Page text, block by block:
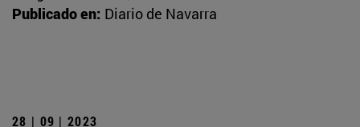
Publicado en: Diario de Navarra
28 | 09 | 2023